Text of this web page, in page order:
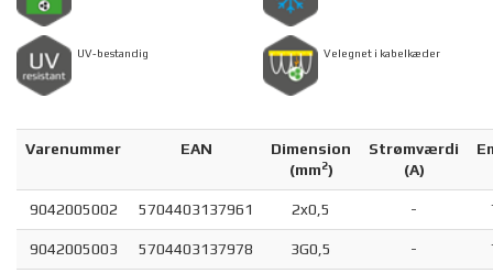
UV-bestandig Velegnet i kabelkæder
Varenummer EAN
Dimension
(mm2)
Strømværdi
(A)
9042005002 5704403137961 2x0,5 -
9042005003 5704403137978 3G0,5 -